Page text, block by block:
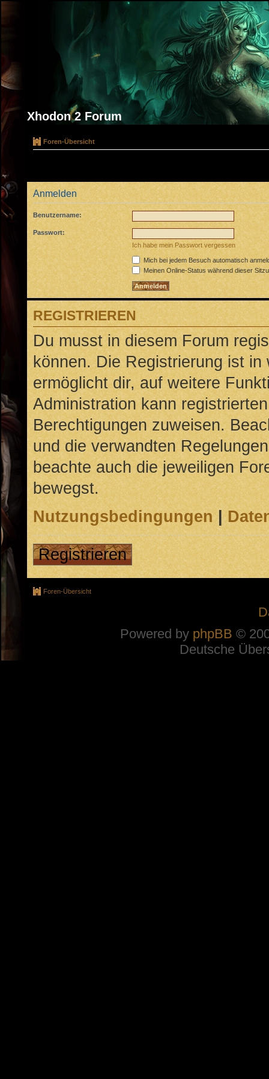
Xhodon 2 Forum
Foren-Übersicht
Anmelden
Benutzername:
Passwort:
Ich habe mein Passwort vergessen
Mich bei jedem Besuch automatisch
Meinen Online-Status während dieser
REGISTRIEREN
Du musst in diesem Forum
können. Die Registrierung ist
ermöglicht dir, auf weitere
Administration kann
Berechtigungen zuweisen.
und die verwandten
beachte auch die jeweiligen
bewegst.
Nutzungsbedingungen|
Registrieren
Foren-Übersicht
Powered by phpBB ©
Deutsche